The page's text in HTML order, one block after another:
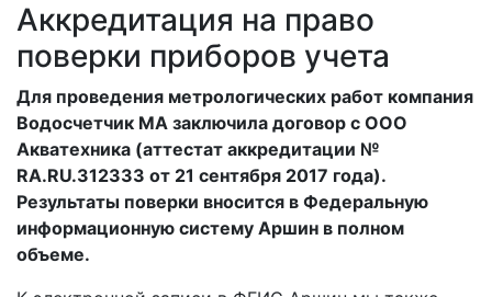
Аккредитация на право
поверки приборов учета
Для проведения метрологических работ компания
Водосчетчик МА заключила договор с ООО
Акватехника (аттестат аккредитации №
RA.RU.312333 от 21 сентября 2017 года).
Результаты поверки вносится в Федеральную
информационную систему Аршин в полном
объеме.